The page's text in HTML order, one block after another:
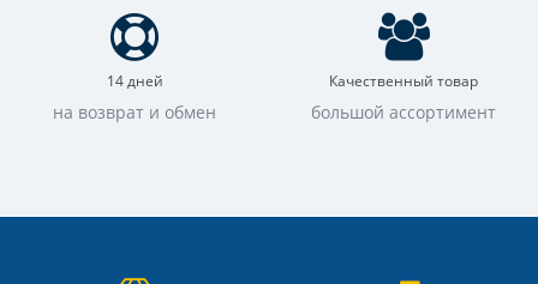
14 дней
на возврат и обмен
Качественный товар
большой ассортимент